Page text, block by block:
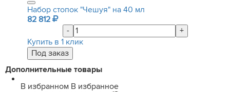
Набор стопок "Чешуя" на 40 мл
82 812
-
+
Купить в 1 клик
Дополнительные товары
В избранном В избранное